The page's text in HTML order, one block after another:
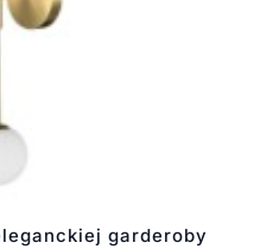
garderoby